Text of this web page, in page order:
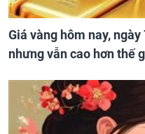
Giá vàng hôm nay,
nhưng vẫn cao hơn thế